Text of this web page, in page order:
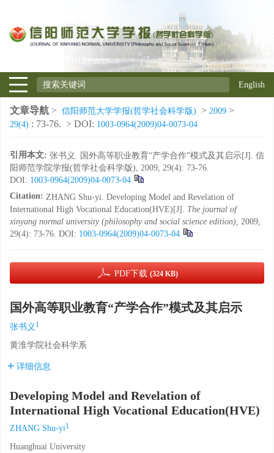
English
文章导航 > 信阳师范大学学报(哲学社会科学版) > 2009 >
29(4) : 73-76. > DOI: 1003-0964(2009)04-0073-04
引用本文: 张书义. 国外高等职业教育“产学合作”模式及其启示[J]. 信
阳师范学院学报(哲学社会科学版), 2009, 29(4): 73-76.
DOI: 1003-0964(2009)04-0073-04
Citation: ZHANG Shu-yi. Developing Model and Revelation of
International High Vocational Education(HVE)[J]. The journal of
xinyang normal university (philosophy and social science edition), 2009,
29(4): 73-76. DOI: 1003-0964(2009)04-0073-04
PDF下载 (324 KB)
国外高等职业教育“产学合作”模式及其启示
张书义 1
黄淮学院社会科学系
详细信息
Developing Model and Revelation of
International High Vocational Education(HVE)
ZHANG Shu-yi1
Huanghuai University